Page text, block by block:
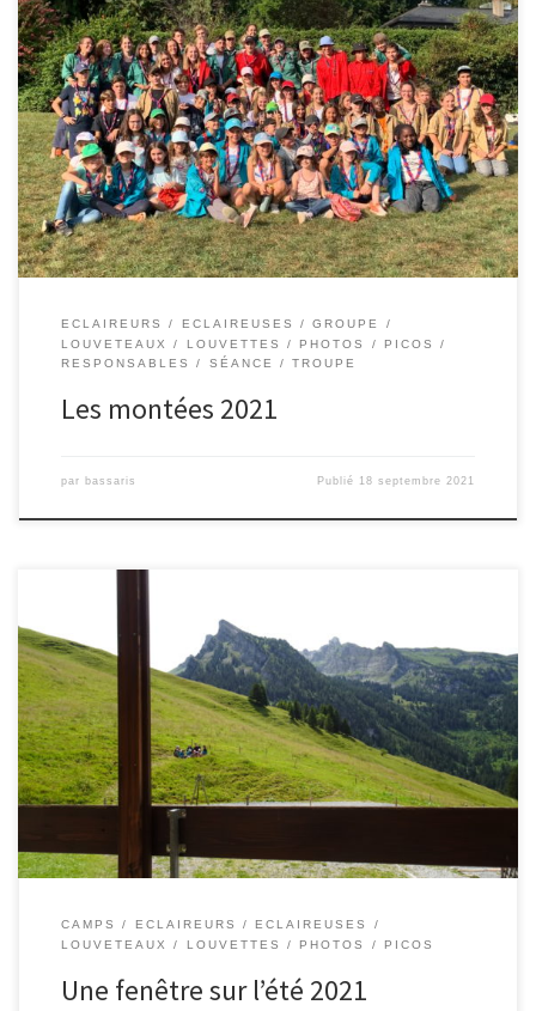
ECLAIREURS ECLAIREUSES
GROUPE
LOUVETEAUX
LOUVETTES PHOTOS
PICOS
RESPONSABLES
SÉANCE TROUPE
Les montées 2021
par bassaris Publié 18 septembre 2021
CAMPS ECLAIREURS
ECLAIREUSES
LOUVETEAUX
LOUVETTES PHOTOS PICOS
Une fenêtre sur l’été 2021